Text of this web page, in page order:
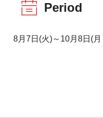
Period
8月7日(火)～10月8日(